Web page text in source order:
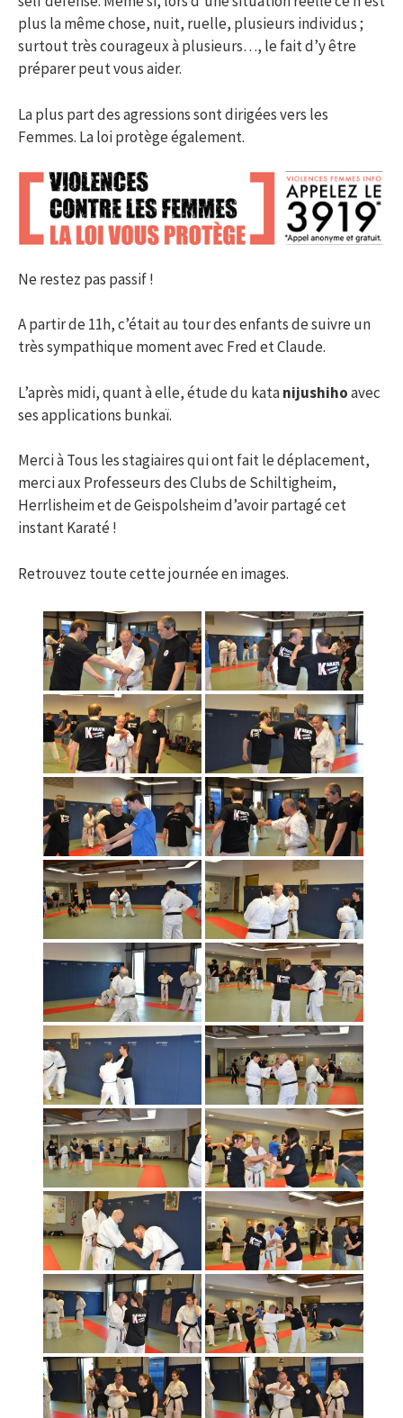
plus la même chose, nuit, ruelle, plusieurs individus ;
surtout très courageux à plusieurs…, le fait d’y être
préparer peut vous aider.
La plus part des agressions sont dirigées vers les
Femmes. La loi protège également.
Ne restez pas passif !
A partir de 11h, c’était au tour des enfants de suivre un
très sympathique moment avec Fred et Claude.
L’après midi, quant à elle, étude du katanijushihoavec
ses applications bunkaï.
Merci à Tous les stagiaires qui ont fait le déplacement,
merci aux Professeurs des Clubs de Schiltigheim,
Herrlisheim et de Geispolsheim d’avoir partagé cet
instant Karaté !
Retrouvez toute cette journée en images.